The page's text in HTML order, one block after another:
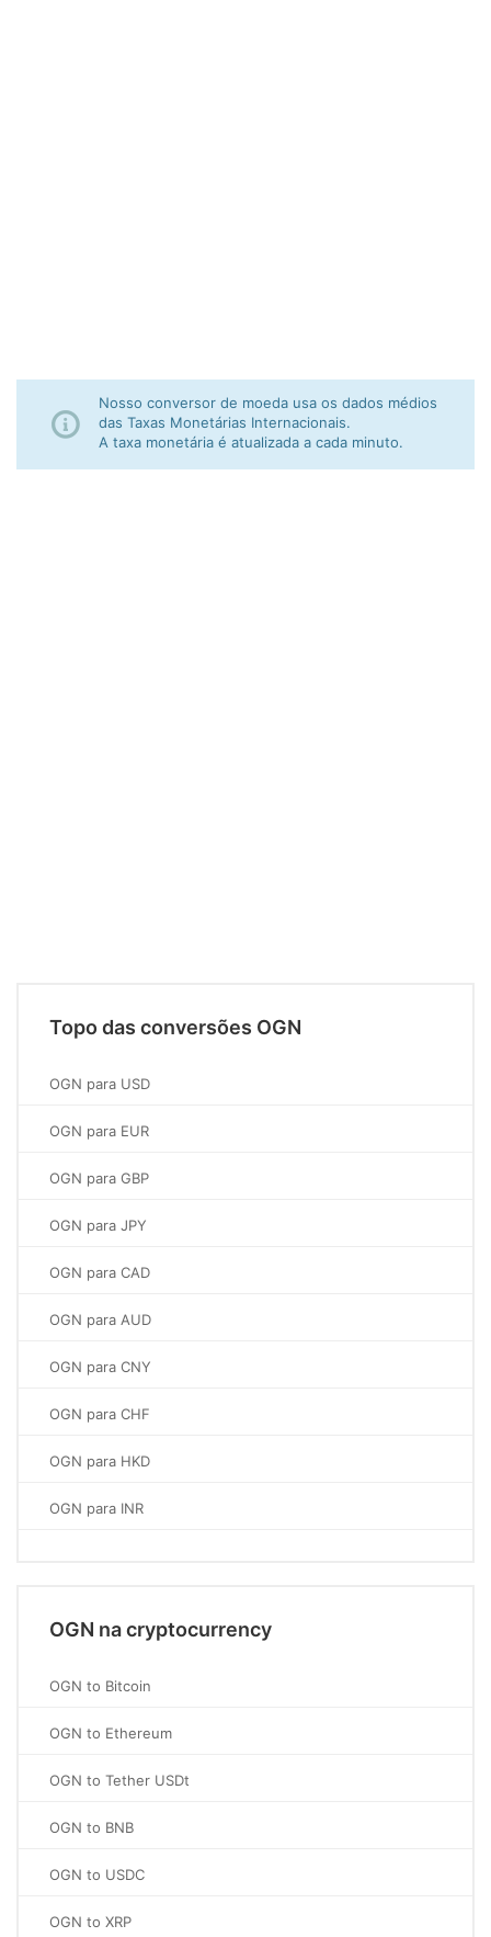
Nosso conversor de moeda usa os dados médios
das Taxas Monetárias Internacionais.
A taxa monetária é atualizada a cada minuto.
Topo das conversões OGN
OGN para USD
OGN para EUR
OGN para GBP
OGN para JPY
OGN para CAD
OGN para AUD
OGN para CNY
OGN para CHF
OGN para HKD
OGN para INR
OGN na cryptocurrency
OGN to Bitcoin
OGN to Ethereum
OGN to Tether USDt
OGN to BNB
OGN to USDC
OGN to XRP